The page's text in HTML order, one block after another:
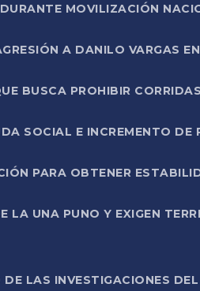
MOVILIZACIÓN
A DANILO VARGAS
BUSCA PROHIBIR
SOCIAL E INCREMENTO DE
PARA OBTENER
UNA PUNO Y EXIGEN
LAS INVESTIGACIONES